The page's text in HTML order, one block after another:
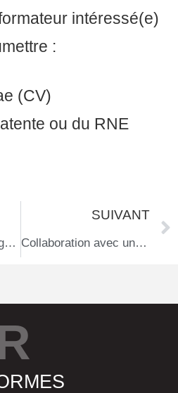
intéressé(e)
:
(CV)
ou du RNE
Activitées du 3ᵉ Congrès de l’Association Ibsar
SUIVANT
Collaboration avec une boîte de communication – Accessibilité, traduction en langue des signes et couverture médiatique